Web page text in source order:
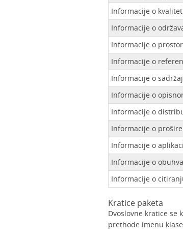
Informacije o
Informacije o
Informacije o
Informacije o
Informacije o
Informacije o
Informacije o
Informacije o
Informacije o
Informacije o
Informacije o
Kratice paketa
Dvoslovne kratice se
prethode imenu